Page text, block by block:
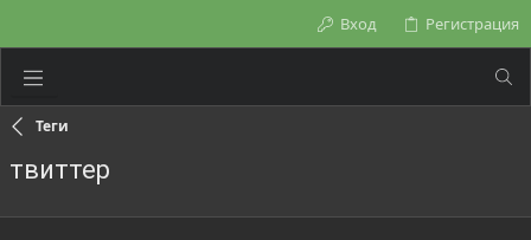
Вход Регистрация
Теги
твиттер